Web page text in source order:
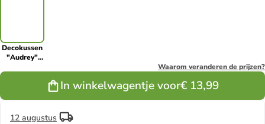
Decokussen
"Audrey"
Waarom veranderen de prijzen?
In winkelwagentje voor€ 13,99
12 augustus